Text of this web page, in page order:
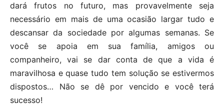
dará frutos no futuro, mas provavelmente seja
necessário em mais de uma ocasião largar tudo e
descansar da sociedade por algumas semanas. Se
você se apoia em sua família, amigos ou
companheiro, vai se dar conta de que a vida é
maravilhosa e quase tudo tem solução se estivermos
dispostos… Não se dê por vencido e você terá
sucesso!